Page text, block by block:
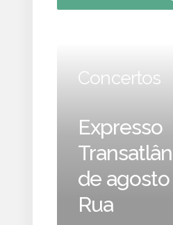
Concertos
Expresso
de
Rua